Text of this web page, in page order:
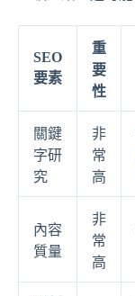
SEO
要素
重
要
性
關鍵
字研
究
非
常
高
內容
質量
非
常
高